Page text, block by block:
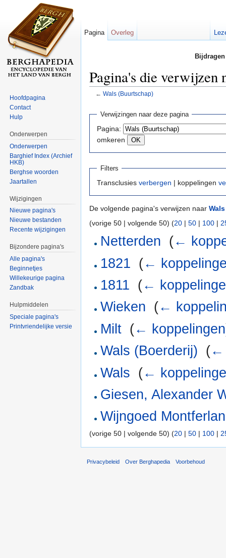
Pagina's die verwijzen
← Wals (Buurtschap)
Verwijzingen naar deze pagina
Pagina:
omkeren
Filters
Transclusies verbergen | koppelingen
De volgende pagina's verwijzen naar
(vorige 50 | volgende 50) (20 | 50 | 100 |
Netterden (←
1821 (←
1811 (←
Wieken (←
Milt (← koppelingen
Wals (Boerderij) (←
Wals (←
Giesen, Alexander
Wijngoed
(vorige 50 | volgende 50) (20 | 50 | 100 |
Pagina Overleg
Hoofdpagina
Contact
Hulp
Onderwerpen
Onderwerpen
Barghief Index (Archief
HKB)
Berghse woorden
Jaartallen
Wijzigingen
Nieuwe pagina's
Nieuwe bestanden
Recente wijzigingen
Bijzondere pagina's
Alle pagina's
Beginnetjes
Willekeurige pagina
Zandbak
Hulpmiddelen
Speciale pagina's
Printvriendelijke versie
Privacybeleid Over Berghapedia Voorbehoud